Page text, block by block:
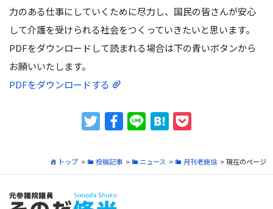
力のある仕事にしていくために尽力し、国民の皆さんが安心
して介護を受けられる社会をつくっていきたいと思います。
PDFをダウンロードして読まれる場合は下の青いボタンから
お願いいたします。
PDFをダウンロードする
トップ > 投稿記事 > ニュース > 月刊老施協 > 現在のページ